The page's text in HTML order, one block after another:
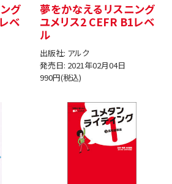
グ
ベ
夢をかなえるリスニング
ユメリス2 CEFR B1レベ
ル
出版社: アルク
発売日: 2021年02月04日
990円(税込)